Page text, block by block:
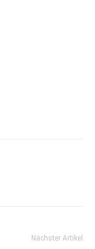
Nächster Artikel